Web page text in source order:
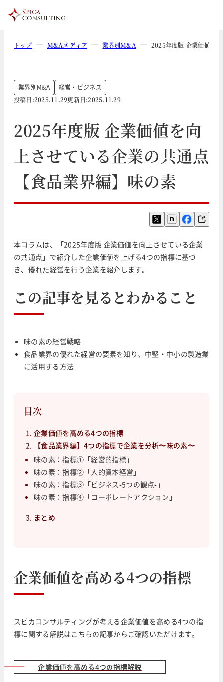
トップ M&Aメディア 業界別M&A 2025年度版 企業価値を
業界別M&A 経営・ビジネス
投稿日:2025.11.29更新日:2025.11.29
2025年度版 企業価値を向
上させている企業の共通点
【食品業界編】味の素
本コラムは、「2025年度版 企業価値を向上させている企業
の共通点」で紹介した企業価値を上げる4つの指標に基づ
き、優れた経営を行う企業を紹介します。
この記事を見るとわかること
味の素の経営戦略
食品業界の優れた経営の要素を知り、中堅・中小の製造業
に活用する方法
目次
企業価値を高める4つの指標
【食品業界編】4つの指標で企業を分析〜味の素〜
味の素：指標①「経営的指標」
味の素：指標②「人的資本経営」
味の素：指標③「ビジネス-5つの観点-」
味の素：指標④「コーポレートアクション」
まとめ
企業価値を高める4つの指標
スピカコンサルティングが考える企業価値を高める4つの指
標に関する解説はこちらの記事からご確認いただけます。
企業価値を高める4つの指標解説